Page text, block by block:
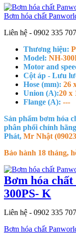
Bơm hóa chất
Liên hệ - 0902 335
Thương hiệu:
Model: NH-
Motor and
Cột áp - Lưu
Hose (mm): 26
Union (A):20 x
Flange (A): ---
Sản phẩm bơm hóa
phân phối chính
Phát, Mr Nhật
Bảo hành 18 tháng,
Bơm hóa
300PS- K
Liên hệ - 0902 335
Bơm hóa chất